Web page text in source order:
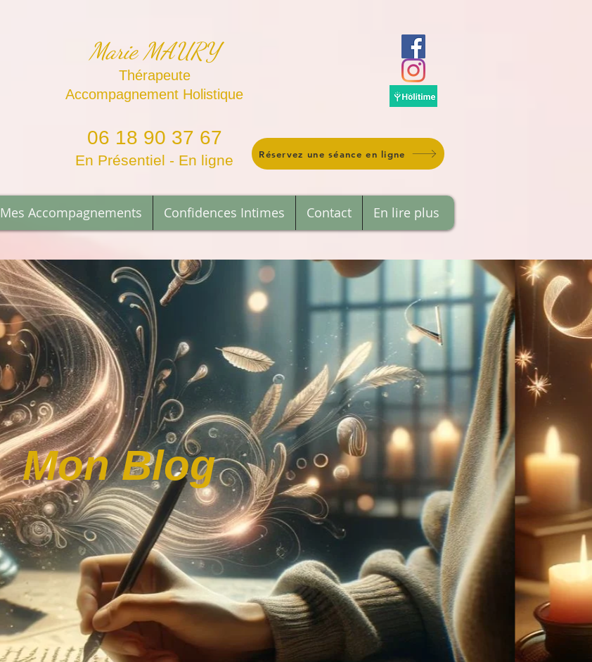
Marie MAURY
Thérapeute
Accompagnement Holistique
06 18 90 37 67
En Présentiel - En ligne Réservez une séance en ligne
Mes Accompagnements Confidences Intimes Contact En lire plus
Mon Blog